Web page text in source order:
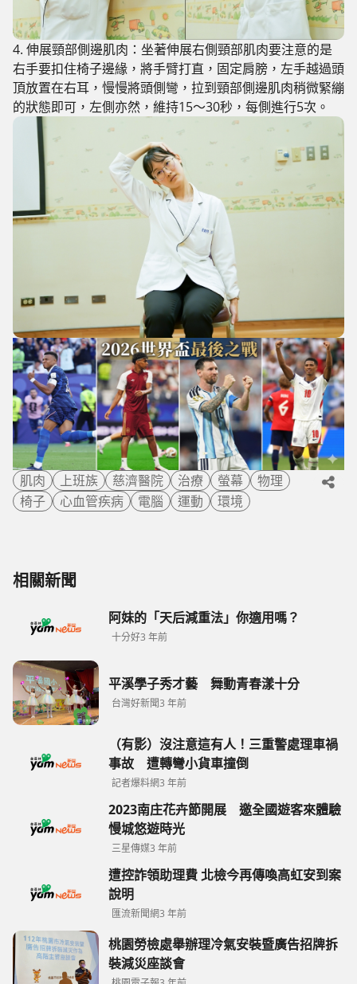
4. 伸展頸部側邊肌肉： 坐著伸展右側頸部肌肉要注意的是
右手要扣住椅子邊緣，將手臂打直，固定肩膀，左手越過頭
頂放置在右耳，慢慢將頭側彎，拉到頸部側邊肌肉稍微緊繃
的狀態即可，左側亦然，維持15～30秒，每側進行5次。
肌肉 上班族 慈濟醫院 治療 螢幕
物理
椅子
心血管疾病 電腦 運動 環境
相關新聞
阿妹的「天后減重法」你適用嗎？
十分好3 年前
平溪學子秀才藝 舞動青春漾十分
台灣好新聞3 年前
（有影）沒注意這有人！三重警處理車禍
事故 遭轉彎小貨車撞倒
記者爆料網3 年前
2023南庄花卉節開展 邀全國遊客來體驗
慢城悠遊時光
三星傳媒3 年前
遭控詐領助理費 北檢今再傳喚高虹安到案
說明
匯流新聞網3 年前
桃園勞檢處舉辦理冷氣安裝暨廣告招牌拆
裝減災座談會